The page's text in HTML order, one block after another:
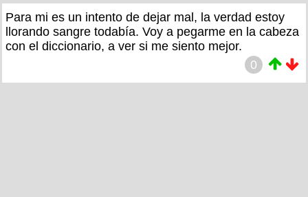
Para mi es un intento de dejar mal, la verdad estoy
llorando sangre todabía. Voy a pegarme en la cabeza
con el diccionario, a ver si me siento mejor.
0